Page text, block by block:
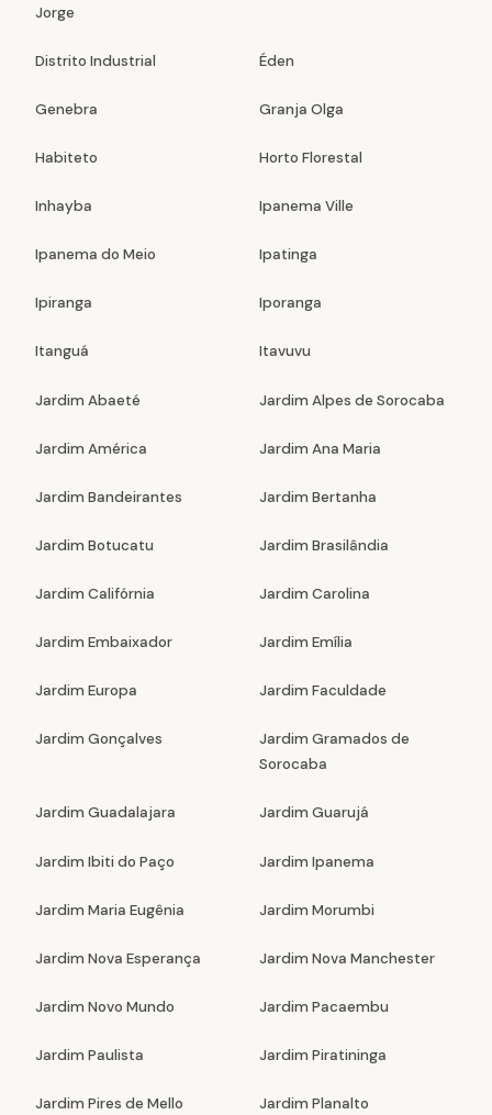
Jorge
Distrito Industrial Éden
Genebra Granja Olga
Habiteto Horto Florestal
Inhayba Ipanema Ville
Ipanema do Meio Ipatinga
Ipiranga Iporanga
Itanguá Itavuvu
Jardim Abaeté Jardim Alpes de Sorocaba
Jardim América Jardim Ana Maria
Jardim Bandeirantes Jardim Bertanha
Jardim Botucatu Jardim Brasilândia
Jardim Califórnia Jardim Carolina
Jardim Embaixador Jardim Emília
Jardim Europa Jardim Faculdade
Jardim Gonçalves
Jardim Gramados de
Sorocaba
Jardim Guadalajara Jardim Guarujá
Jardim Ibiti do Paço Jardim Ipanema
Jardim Maria Eugênia Jardim Morumbi
Jardim Nova Esperança Jardim Nova Manchester
Jardim Novo Mundo Jardim Pacaembu
Jardim Paulista Jardim Piratininga
Jardim Pires de Mello Jardim Planalto